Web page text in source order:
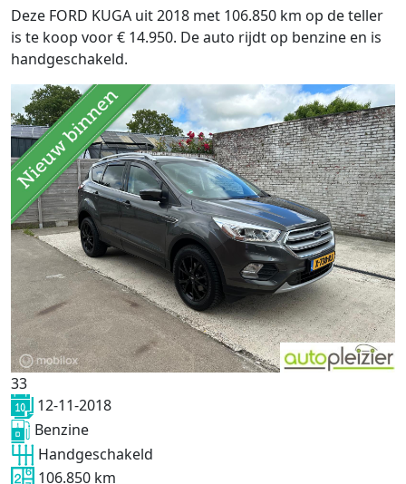
Deze FORD KUGA uit 2018 met 106.850 km op de teller
is te koop voor € 14.950. De auto rijdt op benzine en is
handgeschakeld.
33
12-11-2018
Benzine
Handgeschakeld
106.850 km